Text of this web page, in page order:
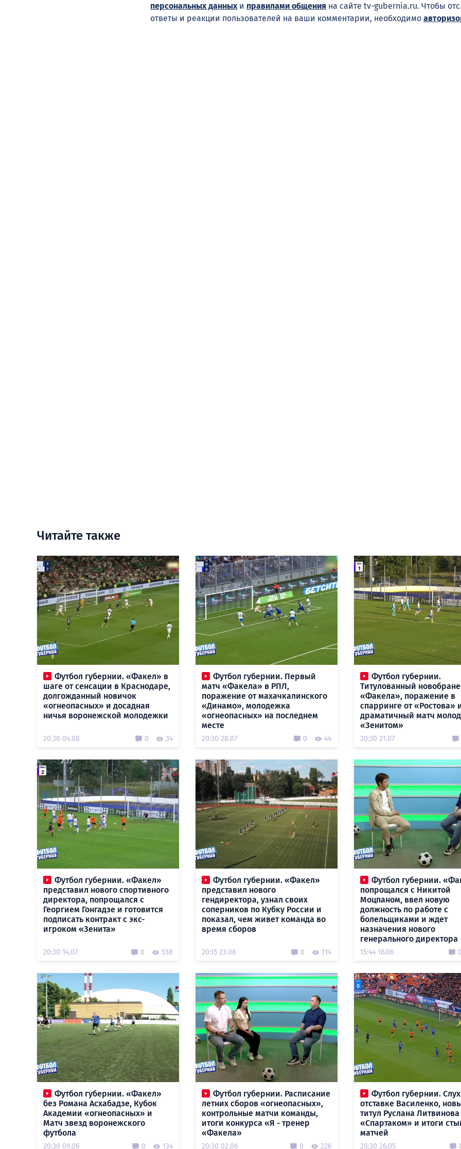
персональных данных и правилами общения на сайте tv-gubernia.ru. Чтобы
ответы и реакции пользователей на ваши комментарии, необходимо
Читайте также
Футбол губернии. «Факел» в
шаге от сенсации в Краснодаре,
долгожданный новичок
«огнеопасных» и досадная
ничья воронежской молодежки
20:30 04.08 0 34
Футбол губернии. Первый
матч «Факела» в РПЛ,
поражение от махачкалинского
«Динамо», молодежка
«огнеопасных» на последнем
месте
20:30 28.07 0 44
Футбол губернии.
Титулованный
«Факела», поражение в
спарринге от «Ростова»
драматичный матч
«Зенитом»
20:30 21.07
Футбол губернии. «Факел»
представил нового спортивного
директора, попрощался с
Георгием Гонгадзе и готовится
подписать контракт с экс-
игроком «Зенита»
20:30 14.07 0 538
Футбол губернии. «Факел»
представил нового
гендиректора, узнал своих
соперников по Кубку России и
показал, чем живет команда во
время сборов
20:15 23.06 0 114
Футбол губернии.
попрощался с Никитой
Моцпаном, ввел новую
должность по работе с
болельщиками и ждет
назначения нового
генерального директора
15:44 16.06
Футбол губернии. «Факел»
без Романа Асхабадзе, Кубок
Академии «огнеопасных» и
Матч звезд воронежского
футбола
20:30 09.06 0 134
Футбол губернии. Расписание
летних сборов «огнеопасных»,
контрольные матчи команды,
итоги конкурса «Я - тренер
«Факела»
20:30 02.06 0 226
Футбол губернии.
отставке Василенко,
титул Руслана Литвинова
«Спартаком» и итоги
матчей
20:30 26.05